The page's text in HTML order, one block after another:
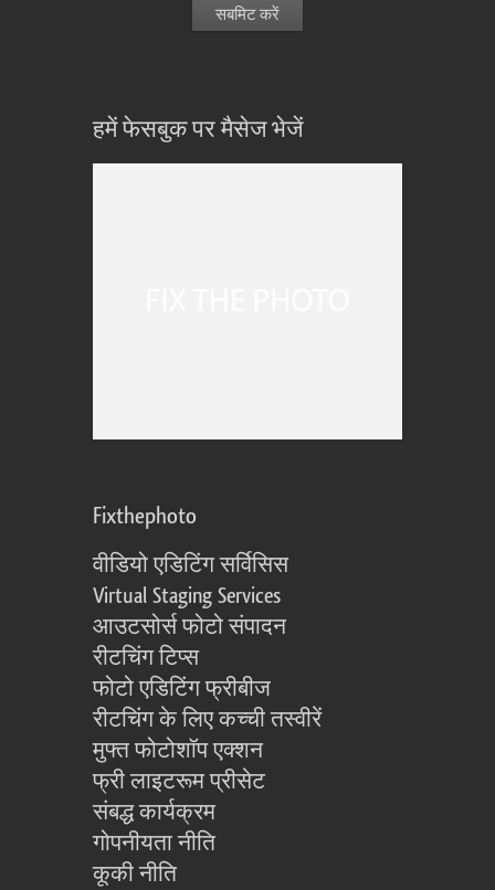
हमें फेसबुक पर मैसेज भेजें
Fixthephoto
वीडियो एडिटिंग सर्विसिस
Virtual Staging Services
आउटसोर्स फोटो संपादन
रीटचिंग टिप्स
फोटो एडिटिंग फ्रीबीज
रीटचिंग के लिए कच्ची तस्वीरें
मुफ्त फोटोशॉप एक्शन
फ्री लाइटरूम प्रीसेट
संबद्ध कार्यक्रम
गोपनीयता नीति
कूकी नीति